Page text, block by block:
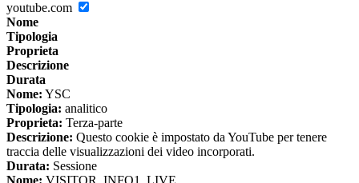
youtube.com
Nome
Tipologia
Proprieta
Descrizione
Durata
Nome: YSC
Tipologia: analitico
Proprieta: Terza-parte
Descrizione: Questo cookie è impostato da YouTube per tenere
traccia delle visualizzazioni dei video incorporati.
Durata: Sessione
Nome: VISITOR_INFO1_LIVE